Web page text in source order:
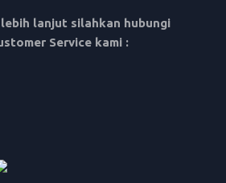
lanjut silahkan hubungi
Service kami :